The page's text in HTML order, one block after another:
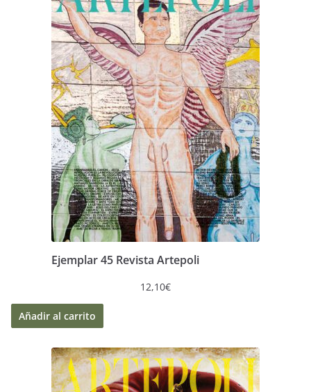
Ejemplar 45 Revista Artepoli
12,10€
Añadir al carrito